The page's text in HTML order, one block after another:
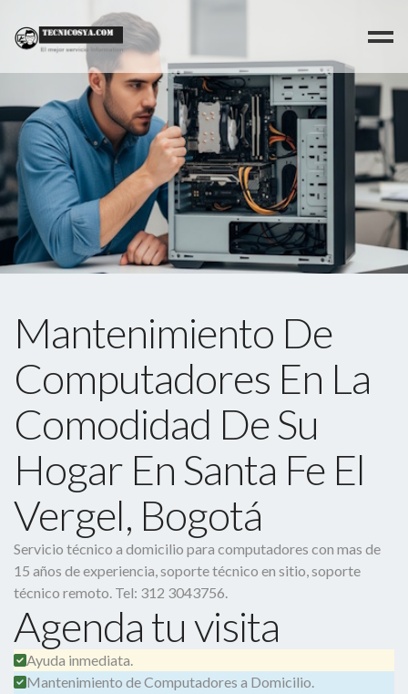
Mantenimiento De
Computadores En La
Comodidad De Su
Hogar En Santa Fe El
Vergel, Bogotá
Servicio técnico a domicilio para computadores con mas de
15 años de experiencia, soporte técnico en sitio, soporte
técnico remoto. Tel: 312 3043756.
Agenda tu visita
Ayuda inmediata.
Mantenimiento de Computadores a Domicilio.